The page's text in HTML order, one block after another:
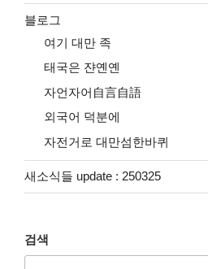
블로그
여기 대만 족
태국은 쟌옌옌
자언자어自言自語
외국어 덕분에
자전거로 대만섬한바퀴
새소식들 update : 250325
검색